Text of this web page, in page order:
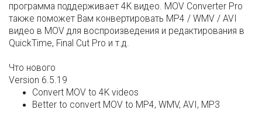
программа поддерживает 4K видео. MOV Converter Pro
также поможет Вам конвертировать MP4 / WMV / AVI
видео в MOV для воспроизведения и редактирования в
QuickTime, Final Cut Pro и т.д.
Что нового
Version 6.5.19
Convert MOV to 4K videos
Better to convert MOV to MP4, WMV, AVI, MP3